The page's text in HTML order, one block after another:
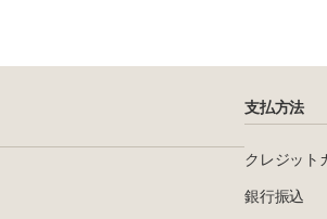
支払方法
クレジット
銀行振込